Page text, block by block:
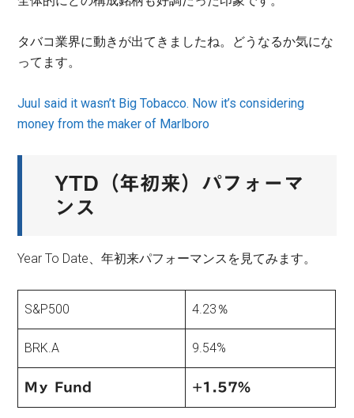
タバコ業界に動きが出てきましたね。どうなるか気にな
ってます。
Juul said it wasn’t Big Tobacco. Now it’s considering
money from the maker of Marlboro
YTD（年初来）パフォーマ
ンス
Year To Date、年初来パフォーマンスを見てみます。
S&P500 4.23％
BRK.A 9.54%
Mｙ Fund +1.57％